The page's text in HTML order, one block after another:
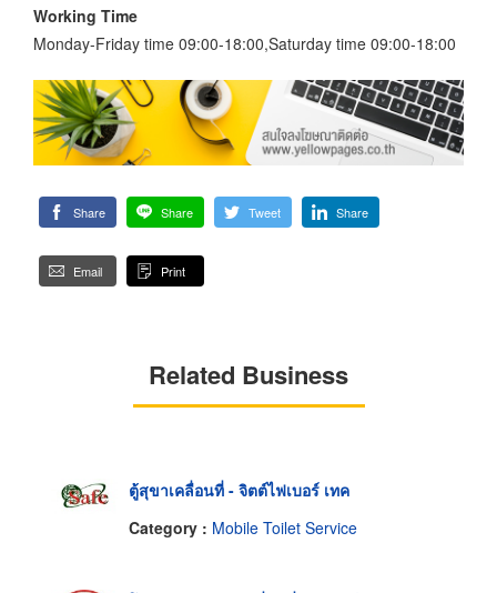
Working Time
Monday-Friday time 09:00-18:00,Saturday time 09:00-18:00
Share Share Tweet Share
Email Print
Related Business
ตู้สุขาเคลื่อนที่ - จิตต์ไฟเบอร์ เทค
Category : Mobile Toilet Service